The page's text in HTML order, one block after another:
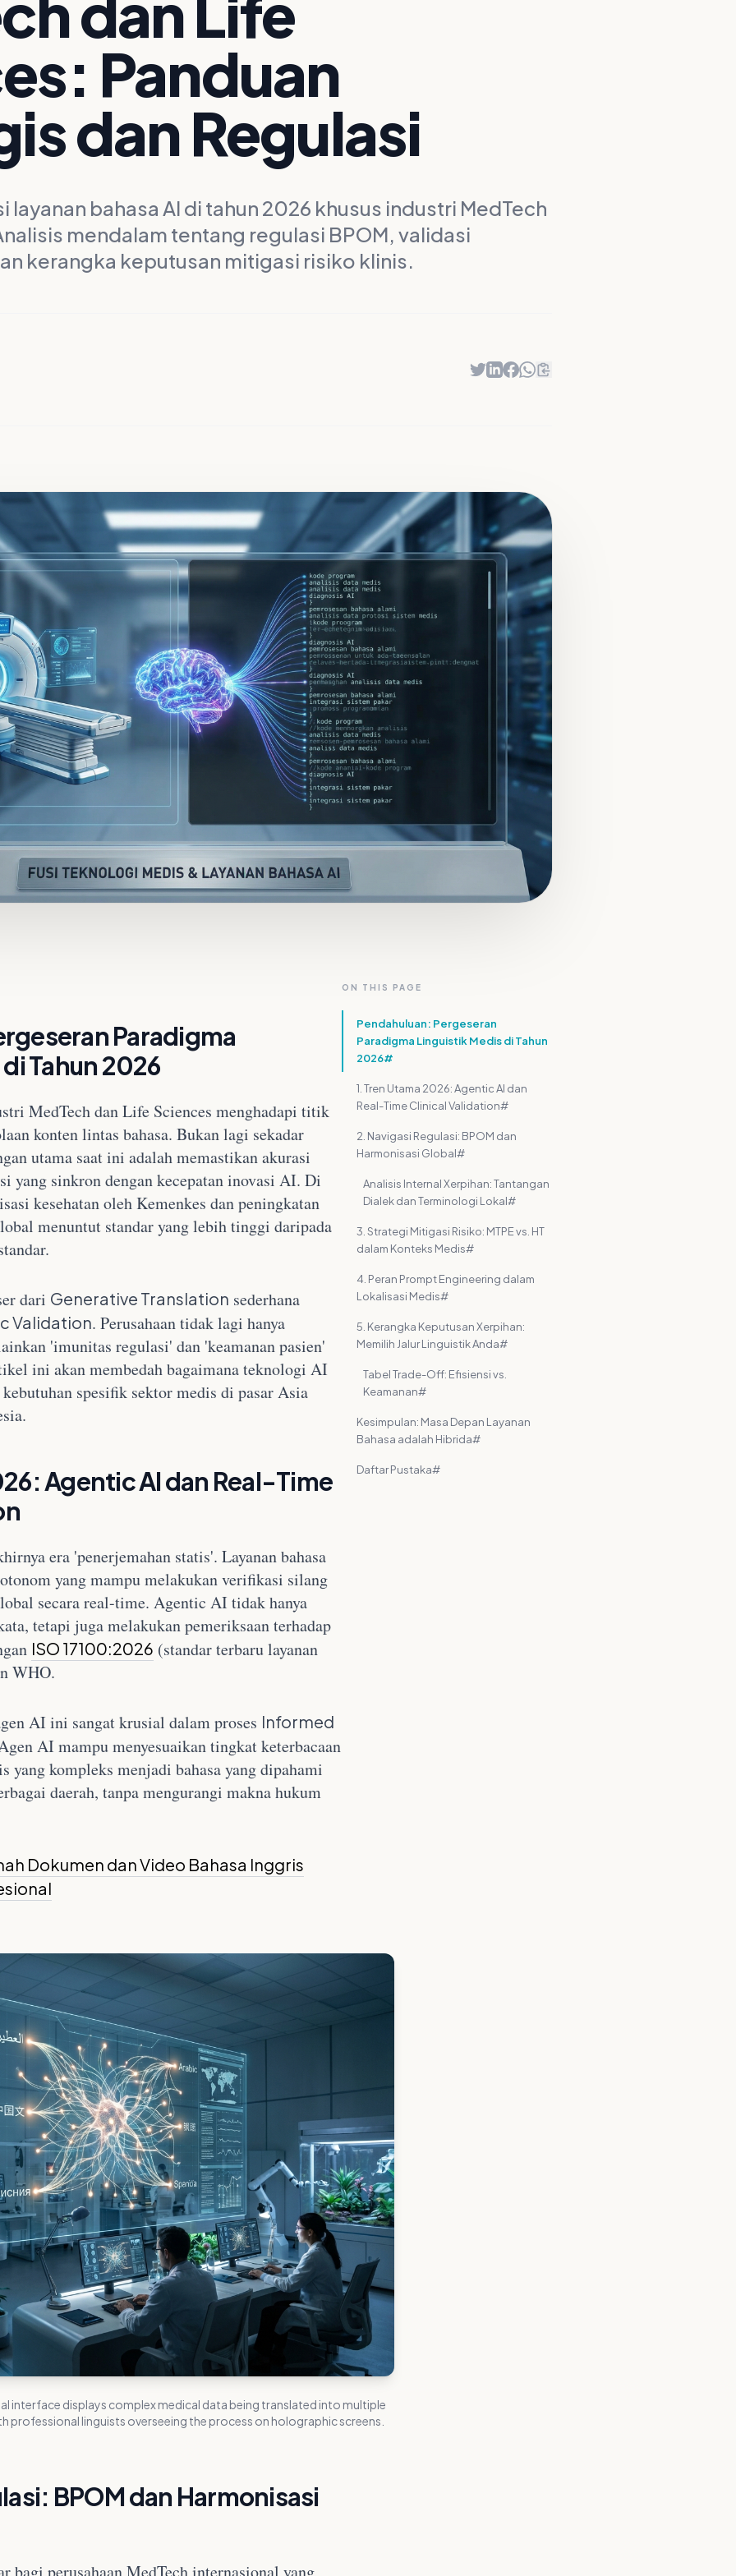
Panduan
dan Regulasi
layanan bahasa AI di tahun 2026 khusus industri MedTech
mendalam tentang regulasi BPOM, validasi
kerangka keputusan mitigasi risiko klinis.
Paradigma
Tahun 2026
MedTech dan Life Sciences menghadapi titik
konten lintas bahasa. Bukan lagi sekadar
utama saat ini adalah memastikan akurasi
yang sinkron dengan kecepatan inovasi AI. Di
kesehatan oleh Kemenkes dan peningkatan
menuntut standar yang lebih tinggi daripada
dari Generative Translation sederhana
Validation. Perusahaan tidak lagi hanya
'imunitas regulasi' dan 'keamanan pasien'
ini akan membedah bagaimana teknologi AI
spesifik sektor medis di pasar Asia
Agentic AI dan Real-Time
era 'penerjemahan statis'. Layanan bahasa
yang mampu melakukan verifikasi silang
secara real-time. Agentic AI tidak hanya
tetapi juga melakukan pemeriksaan terhadap
ISO 17100:2026 (standar terbaru layanan
WHO.
AI ini sangat krusial dalam proses Informed
AI mampu menyesuaikan tingkat keterbacaan
yang kompleks menjadi bahasa yang dipahami
daerah, tanpa mengurangi makna hukum
Dokumen dan Video Bahasa Inggris
interface displays complex medical data being translated into multiple
professional linguists overseeing the process on holographic screens.
BPOM dan Harmonisasi
ON THIS PAGE
Pendahuluan: Pergeseran
Paradigma Linguistik Medis di Tahun
2026#
1. Tren Utama 2026: Agentic AI dan
Real-Time Clinical Validation#
2. Navigasi Regulasi: BPOM dan
Harmonisasi Global#
Analisis Internal Xerpihan: Tantangan
Dialek dan Terminologi Lokal#
3. Strategi Mitigasi Risiko: MTPE vs. HT
dalam Konteks Medis#
4. Peran Prompt Engineering dalam
Lokalisasi Medis#
5. Kerangka Keputusan Xerpihan:
Memilih Jalur Linguistik Anda#
Tabel Trade-Off: Efisiensi vs.
Keamanan#
Kesimpulan: Masa Depan Layanan
Bahasa adalah Hibrida#
Daftar Pustaka#